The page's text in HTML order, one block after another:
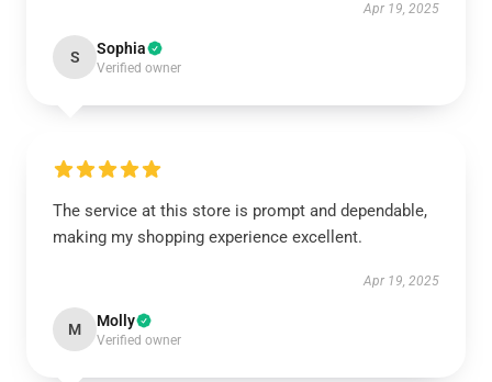
Apr 19, 2025
S Sophia
Verified owner
The service at this store is prompt and dependable,
making my shopping experience excellent.
Apr 19, 2025
M Molly
Verified owner